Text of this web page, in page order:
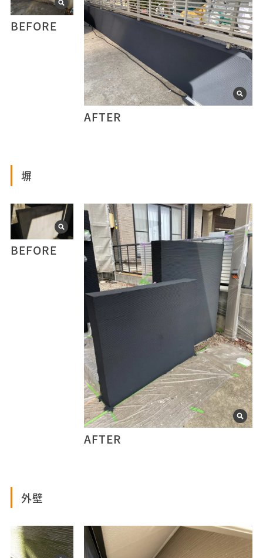
BEFORE
AFTER
塀
BEFORE
AFTER
外壁